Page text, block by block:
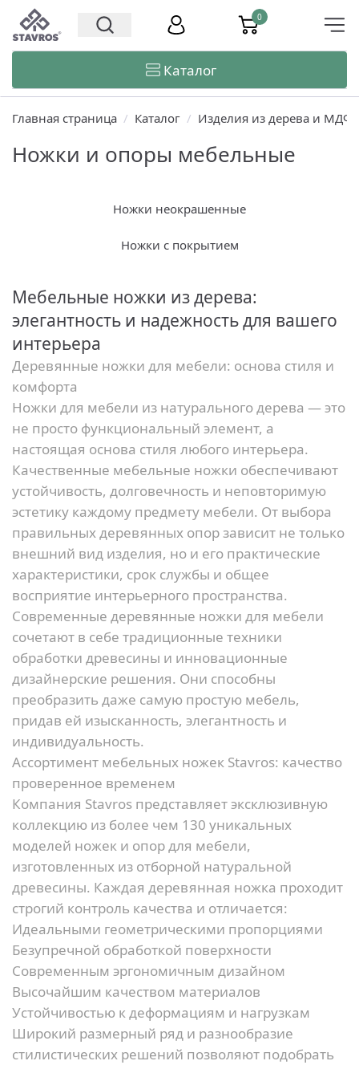
0
Каталог
Главная страница / Каталог / Изделия из дерева и МДФ
Ножки и опоры мебельные
Ножки неокрашенные
Ножки с покрытием
Мебельные ножки из дерева:
элегантность и надежность для вашего
интерьера
Деревянные ножки для мебели: основа стиля и
комфорта
Ножки для мебели из натурального дерева — это
не просто функциональный элемент, а
настоящая основа стиля любого интерьера.
Качественные мебельные ножки обеспечивают
устойчивость, долговечность и неповторимую
эстетику каждому предмету мебели. От выбора
правильных деревянных опор зависит не только
внешний вид изделия, но и его практические
характеристики, срок службы и общее
восприятие интерьерного пространства.
Современные деревянные ножки для мебели
сочетают в себе традиционные техники
обработки древесины и инновационные
дизайнерские решения. Они способны
преобразить даже самую простую мебель,
придав ей изысканность, элегантность и
индивидуальность.
Ассортимент мебельных ножек Stavros: качество
проверенное временем
Компания Stavros представляет эксклюзивную
коллекцию из более чем 130 уникальных
моделей ножек и опор для мебели,
изготовленных из отборной натуральной
древесины. Каждая деревянная ножка проходит
строгий контроль качества и отличается:
Идеальными геометрическими пропорциями
Безупречной обработкой поверхности
Современным эргономичным дизайном
Высочайшим качеством материалов
Устойчивостью к деформациям и нагрузкам
Широкий размерный ряд и разнообразие
стилистических решений позволяют подобрать